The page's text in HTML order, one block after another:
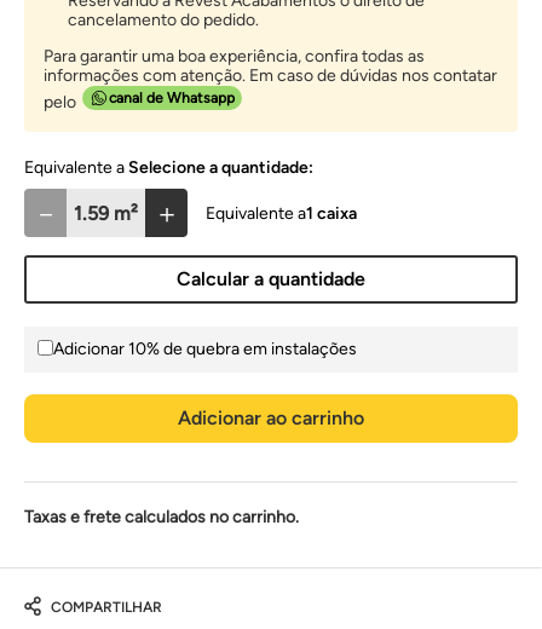
cancelamento do pedido.
Para garantir uma boa experiência, confira todas as
informações com atenção. Em caso de dúvidas nos contatar
pelo
canal de Whatsapp
＋
－
Selecione a quantidade:
1 caixa
Calcular a quantidade
Adicionar 10% de quebra em instalações
Adicionar ao carrinho
Taxas e frete calculados no carrinho.
COMPARTILHAR